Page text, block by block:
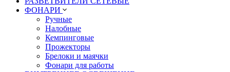
ФОНАРИ
Ручные
Налобные
Кемпинговые
Прожекторы
Брелоки и маячки
Фонари для работы